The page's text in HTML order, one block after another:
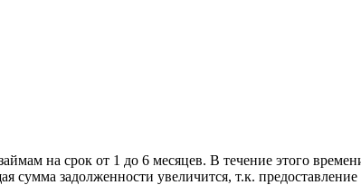
на срок от 1 до 6 месяцев. В течение этого
сумма задолженности увеличится, т.к.